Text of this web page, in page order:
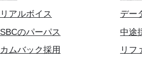
リアルボイス
デー
SBCのパーパス
中途
カムバック採用
リフ